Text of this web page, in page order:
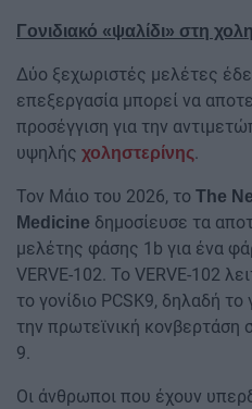
Γονιδιακό «ψαλίδι» στη
Δύο ξεχωριστές μελέτες
επεξεργασία μπορεί να
προσέγγιση για την
υψηλής χοληστερίνης.
Τον Μάιο του 2026, το The
Medicine δημοσίευσε τα
μελέτης φάσης 1b για ένα
VERVE-102. Το VERVE-102
το γονίδιο PCSK9, δηλαδή το
την πρωτεϊνική κονβερτάση
9.
Οι άνθρωποι που έχουν